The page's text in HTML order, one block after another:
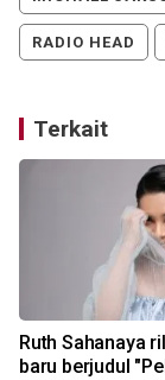
RADIO HEAD
Terkait
Ruth Sahanaya
baru berjudul